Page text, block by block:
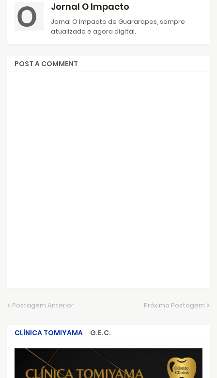
Jornal O Impacto
Jornal O Impacto de Guararapes, sempre
atualizado e agora digital.
POST A COMMENT
Postagem Anterior Próxima Postagem
CLÍNICA TOMIYAMA
G.E.C.
CRIMES QUE ABALARAM O BRASIL